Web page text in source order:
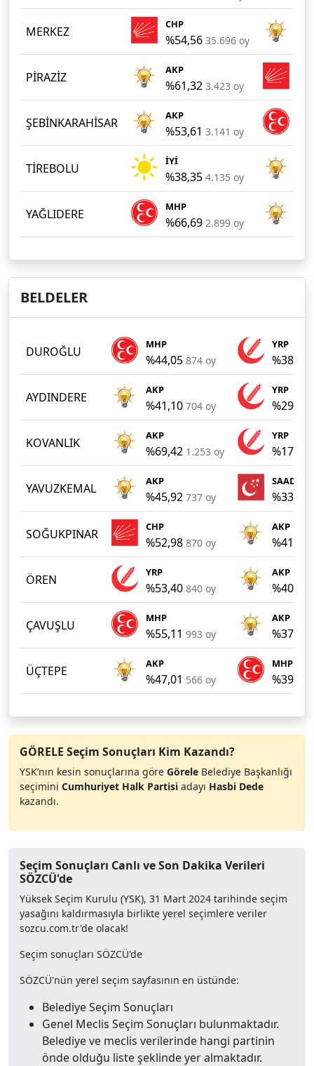
MERKEZ CHP
%54,56 35.696 oy
PİRAZİZ AKP
%61,32 3.423 oy
ŞEBİNKARAHİSAR AKP
%53,61 3.141 oy
TİREBOLU İYİ
%38,35 4.135 oy
YAĞLIDERE MHP
%66,69 2.899 oy
BELDELER
DUROĞLU MHP
%44,05 874 oy
YRP
%38,86
AYDINDERE AKP
%41,10 704 oy
YRP
%29,77
KOVANLIK AKP
%69,42 1.253 oy
YRP
%17,62
YAVUZKEMAL AKP
%45,92 737 oy
SAADET
%33,83
SOĞUKPINAR CHP
%52,98 870 oy
AKP
%41,96
ÖREN YRP
%53,40 840 oy
AKP
%40,94
ÇAVUŞLU MHP
%55,11 993 oy
AKP
%37,40
ÜÇTEPE AKP
%47,01 566 oy
MHP
%39,45
GÖRELE Seçim Sonuçları Kim Kazandı?
YSK’nın kesin sonuçlarına göre Görele Belediye Başkanlığı
seçimini Cumhuriyet Halk Partisi adayı Hasbi Dede
kazandı.
Seçim Sonuçları Canlı ve Son Dakika Verileri
SÖZCÜ'de
Yüksek Seçim Kurulu (YSK), 31 Mart 2024 tarihinde seçim
yasağını kaldırmasıyla birlikte yerel seçimlere veriler
sozcu.com.tr'de olacak!
Seçim sonuçları SÖZCÜ'de
SÖZCÜ'nün yerel seçim sayfasının en üstünde:
Belediye Seçim Sonuçları
Genel Meclis Seçim Sonuçları bulunmaktadır.
Belediye ve meclis verilerinde hangi partinin
önde olduğu liste şeklinde yer almaktadır.